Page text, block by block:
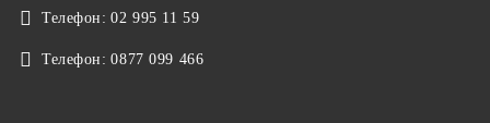
Телефон: 02 995 11 59
Телефон: 0877 099 466